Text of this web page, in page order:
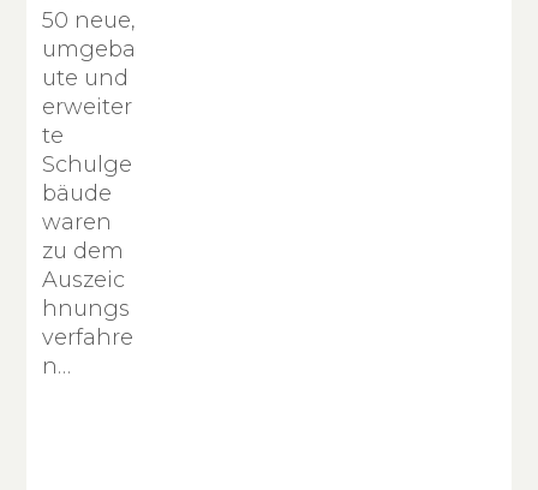
50 neue,
umgeba
ute und
erweiter
te
Schulge
bäude
waren
zu dem
Auszeic
hnungs
verfahre
n…